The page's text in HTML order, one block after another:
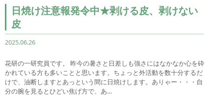
日焼け注意報発令中★剥ける皮、剥けない
皮
2025.06.26
花研の一研究員です。 昨今の暑さと日差しも強さにはなかなか心を砕
かれている方も多いことと思います。ちょっと外活動を数十分するだ
けで、油断しますとあっという間に日焼けします。ありゃー・・・自
分の腕を見るとひどい焦げ方で、あ…